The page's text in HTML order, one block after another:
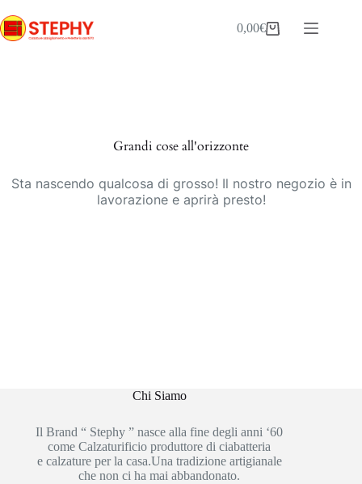
al
contenuto
Carrello
0,00€
Grandi cose all'orizzonte
Sta nascendo qualcosa di grosso! Il nostro negozio è in
lavorazione e aprirà presto!
Chi Siamo
Il Brand “ Stephy ” nasce alla fine degli anni ‘60
come Calzaturificio produttore di ciabatteria
e calzature per la casa.Una tradizione artigianale
che non ci ha mai abbandonato.